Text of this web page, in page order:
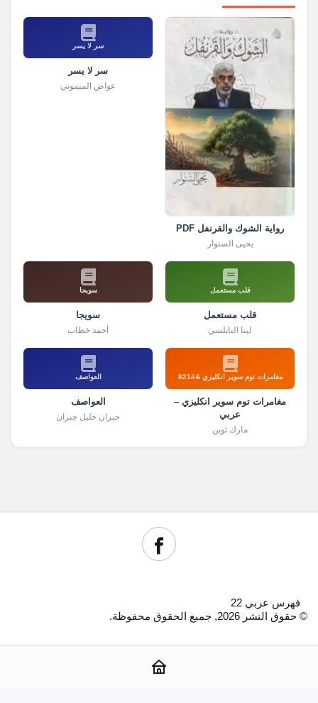
رواية الشوك والقرنفل PDF
يحيى السنوار
سر لا يسر
سر لا يسر
عواض الميموني
قلب مستعمل
قلب مستعمل
لينا النابلسي
سويجا
سويجا
أحمد خطاب
مغامرات توم سوير انكليزي &#821
مغامرات توم سوير انكليزي –
عربي
مارك توين
العواصف
العواصف
جبران خليل جبران
فهرس عربي 22
© حقوق النشر 2026, جميع الحقوق محفوظة.